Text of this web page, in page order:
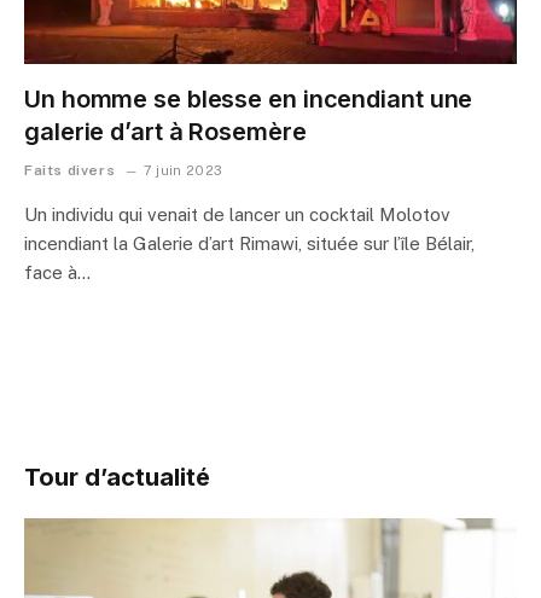
Un homme se blesse en incendiant une
galerie d’art à Rosemère
Faits divers 7 juin 2023
Un individu qui venait de lancer un cocktail Molotov
incendiant la Galerie d’art Rimawi, située sur l’île Bélair,
face à…
Tour d’actualité